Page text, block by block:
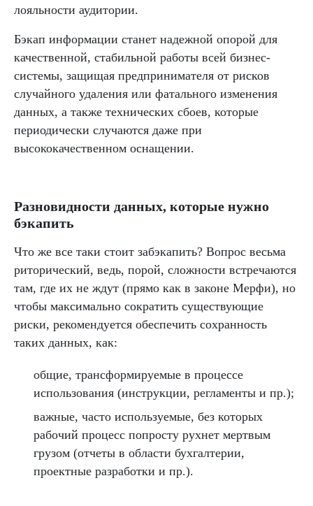
лояльности аудитории.
Бэкап информации станет надежной опорой для
качественной, стабильной работы всей бизнес-
системы, защищая предпринимателя от рисков
случайного удаления или фатального изменения
данных, а также технических сбоев, которые
периодически случаются даже при
высококачественном оснащении.
Разновидности данных, которые нужно
бэкапить
Что же все таки стоит забэкапить? Вопрос весьма
риторический, ведь, порой, сложности встречаются
там, где их не ждут (прямо как в законе Мерфи), но
чтобы максимально сократить существующие
риски, рекомендуется обеспечить сохранность
таких данных, как:
общие, трансформируемые в процессе
использования (инструкции, регламенты и пр.);
важные, часто используемые, без которых
рабочий процесс попросту рухнет мертвым
грузом (отчеты в области бухгалтерии,
проектные разработки и пр.).